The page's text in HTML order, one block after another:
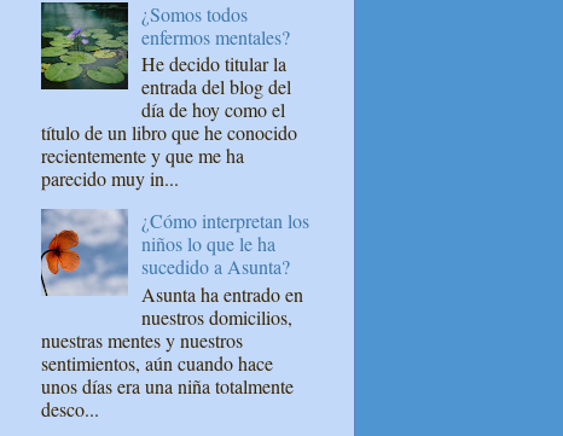
¿Somos todos
enfermos mentales?
He decido titular la
entrada del blog del
día de hoy como el
título de un libro que he conocido
recientemente y que me ha
parecido muy in...
¿Cómo interpretan los
niños lo que le ha
sucedido a Asunta?
Asunta ha entrado en
nuestros domicilios,
nuestras mentes y nuestros
sentimientos, aún cuando hace
unos días era una niña totalmente
desco...